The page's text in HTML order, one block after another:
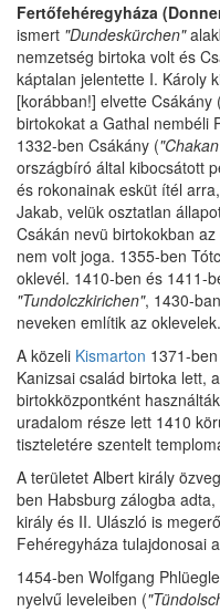
Fertőfehéregyháza
ismert "Dundeskürchen"
nemzetség birtoka volt és
káptalan jelentette I. Károly
[korábban!] elvette Csákány (
birtokokat a Gathal nembéli
1332-ben Csákány (
országbíró által kibocsátott
és rokonainak esküt ítél
Jakab, velük osztatlan
Csákán nevü birtokokban
nem volt joga. 1355-ben
oklevél. 1410-ben és 1411-
"Tundolczkirichen", 1430-ban
neveken említik az
A közeli Kismarton 1371-
Kanizsai család birtoka lett,
birtokközpontként
uradalom része lett 1410
tiszteletére szentelt
A területet Albert király
ben Habsburg zálogba
király és II. Ulászló is
Fehéregyháza tulajdonosai
1454-ben Wolfgang
nyelvű leveleiben (